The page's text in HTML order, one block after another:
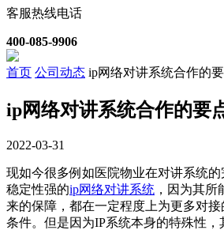
客服热线电话
400-085-9906
首页 公司动态 ip网络对讲系统合作的
ip网络对讲系统合作的要
2022-03-31
现如今很多例如医院物业在对讲系统
稳定性强的ip网络对讲系统‍ ，因为其所
来的保障，都在一定程度上为更多对接
条件。但是因为IP系统本身的特殊性